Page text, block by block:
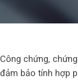
Công chứng,
đảm bảo tính hợp